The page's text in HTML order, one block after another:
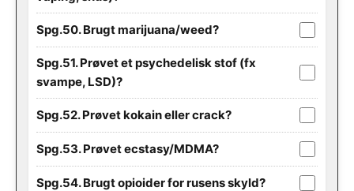
Spg.50. Brugt marijuana/weed?
Spg.51. Prøvet et psychedelisk stof (fx
svampe, LSD)?
Spg.52. Prøvet kokain eller crack?
Spg.53. Prøvet ecstasy/MDMA?
Spg.54. Brugt opioider for rusens skyld?